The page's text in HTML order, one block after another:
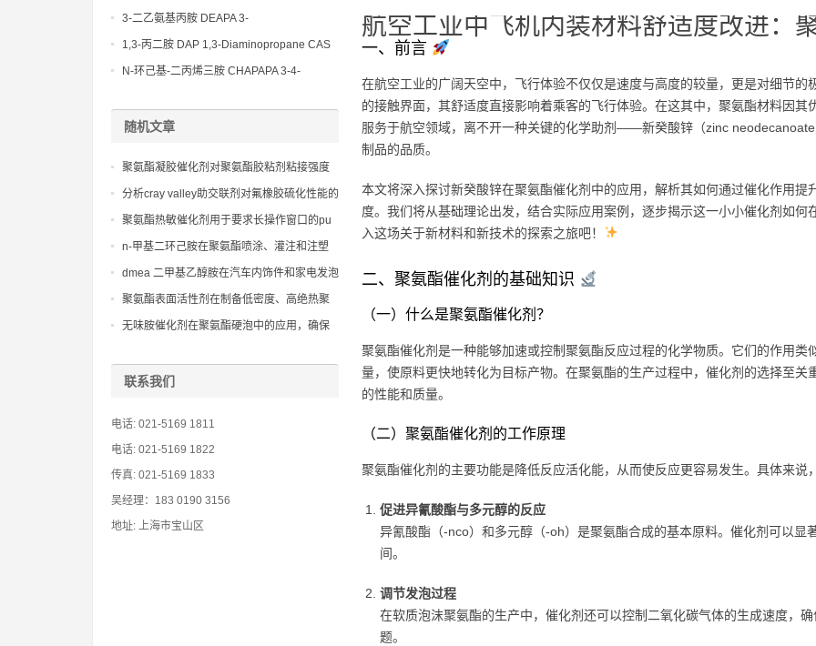
航空工业中飞机内装材料舒适度改进：
一、前言
在航空工业的广阔天空中，飞行体验不仅仅是速度与高度的较量，更是对细节
的接触界面，其舒适度直接影响着乘客的飞行体验。在这其中，聚氨酯材料因
服务于航空领域，离不开一种关键的化学助剂——新癸酸锌（zinc
制品的品质。
本文将深入探讨新癸酸锌在聚氨酯催化剂中的应用，解析其如何通过催化作用
度。我们将从基础理论出发，结合实际应用案例，逐步揭示这一小小催化剂如
入这场关于新材料和新技术的探索之旅吧！
二、聚氨酯催化剂的基础知识
（一）什么是聚氨酯催化剂？
聚氨酯催化剂是一种能够加速或控制聚氨酯反应过程的化学物质。它们的作用类
量，使原料更快地转化为目标产物。在聚氨酯的生产过程中，催化剂的选择至
的性能和质量。
（二）聚氨酯催化剂的工作原理
聚氨酯催化剂的主要功能是降低反应活化能，从而使反应更容易发生。具体来说
促进异氰酸酯与多元醇的反应
异氰酸酯（-nco）和多元醇（-oh）是聚氨酯合成的基本原料。催化剂可以显
间。
调节发泡过程
在软质泡沫聚氨酯的生产中，催化剂还可以控制二氧化碳气体的生成速度，
题。
No10563-26-5
(dimethylamino)propyllpropane-1,3-
diamine CAS No10563-29-8
3-二乙氨基丙胺 DEAPA 3-
(Diethylamino)propylamine CAS No 104-
1,3-丙二胺 DAP 1,3-Diaminopropane CAS
No 109-76-2
N-环己基-二丙烯三胺 CHAPAPA 3-4-
随机文章
聚氨酯凝胶催化剂对聚氨酯胶粘剂粘接强度
影响
分析cray valley助交联剂对氟橡胶硫化性能的
提升
聚氨酯热敏催化剂用于要求长操作窗口的pu
体系
n-甲基二环己胺在聚氨酯喷涂、灌注和注塑
成型中的应用
dmea 二甲基乙醇胺在汽车内饰件和家电发泡
中的应用实践
聚氨酯表面活性剂在制备低密度、高绝热聚
氨酯硬泡中的应用研究
无味胺催化剂在聚氨酯硬泡中的应用，确保
联系我们
电话: 021-5169 1811
电话: 021-5169 1822
传真: 021-5169 1833
吴经理：183 0190 3156
地址: 上海市宝山区